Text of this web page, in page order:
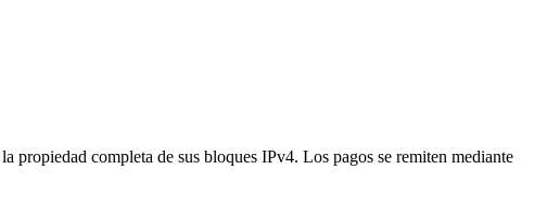
completa de sus bloques IPv4. Los pagos se remiten mediante